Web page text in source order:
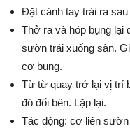
Đặt cánh tay trái ra
Thở ra và hóp bụng
sườn trái xuống sàn.
cơ bụng.
Từ từ quay trở lại vị trí
đó đổi bên. Lặp lại.
Tác động: cơ liên